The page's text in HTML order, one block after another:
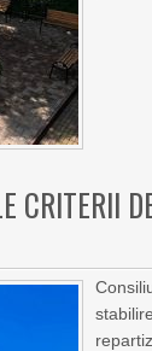
CRITERII